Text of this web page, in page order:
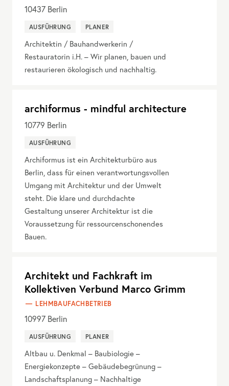
10437 Berlin
AUSFÜHRUNG PLANER
Architektin / Bauhandwerkerin /
Restauratorin i.H. – Wir planen, bauen und
restaurieren ökologisch und nachhaltig.
archiformus - mindful architecture
10779 Berlin
AUSFÜHRUNG
Archiformus ist ein Architekturbüro aus
Berlin, dass für einen verantwortungsvollen
Umgang mit Architektur und der Umwelt
steht. Die klare und durchdachte
Gestaltung unserer Architektur ist die
Voraussetzung für ressourcenschonendes
Bauen.
Architekt und Fachkraft im
Kollektiven Verbund Marco Grimm
LEHMBAUFACHBETRIEB
10997 Berlin
AUSFÜHRUNG PLANER
Altbau u. Denkmal – Baubiologie –
Energiekonzepte – Gebäudebegrünung –
Landschaftsplanung – Nachhaltige